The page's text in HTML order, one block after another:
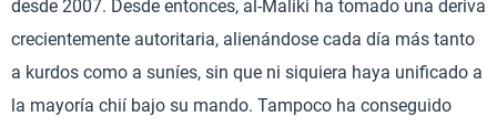
desde 2007. Desde entonces, al-Maliki ha tomado una deriva
crecientemente autoritaria, alienándose cada día más tanto
a kurdos como a suníes, sin que ni siquiera haya unificado a
la mayoría chií bajo su mando. Tampoco ha conseguido